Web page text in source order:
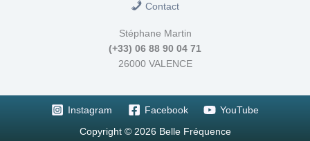
Contact
Stéphane Martin
(+33) 06 88 90 04 71
26000 VALENCE
Instagram Facebook YouTube
Copyright © 2026 Belle Fréquence